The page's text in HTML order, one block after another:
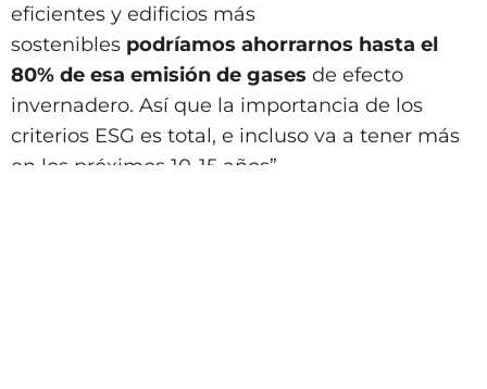
eficientes y edificios más
sostenibles podríamos ahorrarnos hasta el
80% de esa emisión de gases de efecto
invernadero. Así que la importancia de los
criterios ESG es total, e incluso va a tener más
en los próximos 10-15 años”.